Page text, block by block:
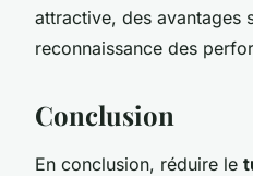
attractive, des avantages
reconnaissance des
Conclusion
En conclusion, réduire le